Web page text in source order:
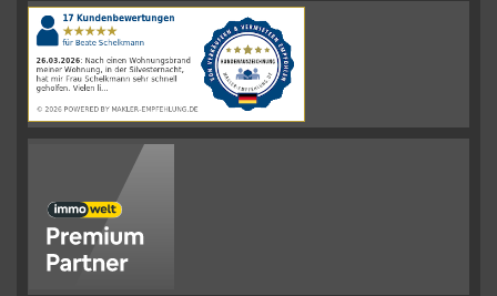
|110Schelkmann
ImmobilienBewertungen
auf
werkenntdenBESTEN.de